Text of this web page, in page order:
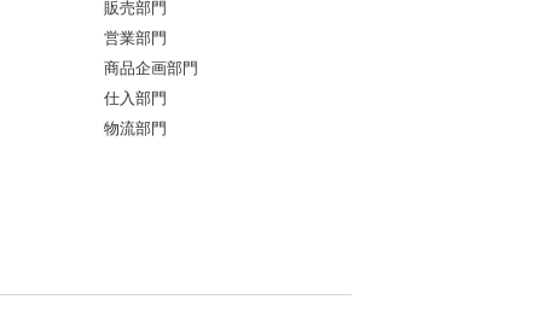
販売部門
営業部門
商品企画部門
仕入部門
物流部門